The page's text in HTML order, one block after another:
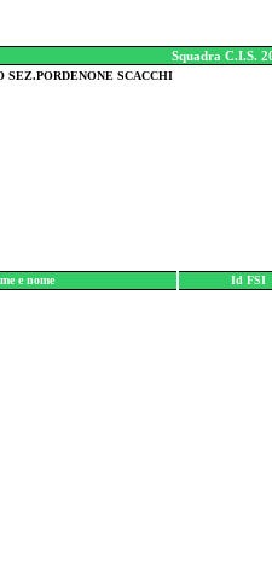
Squadra C.I.S.
SEZ.PORDENONE SCACCHI
e nome Id FSI